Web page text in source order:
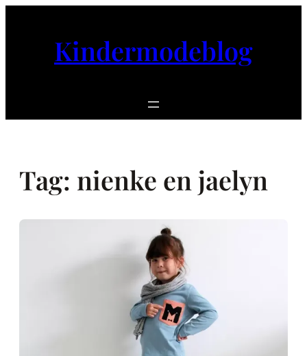
Kindermodeblog
Tag: nienke en jaelyn